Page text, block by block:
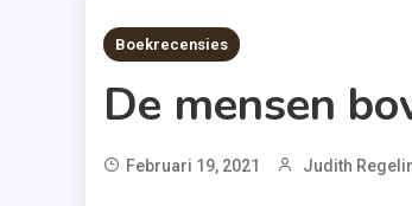
7 MINS READ
Boekrecensies
De mensen
Februari 19, 2021 Judith